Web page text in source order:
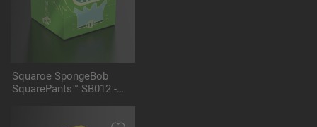
Squaroe SpongeBob
SquarePants™ SB012 -